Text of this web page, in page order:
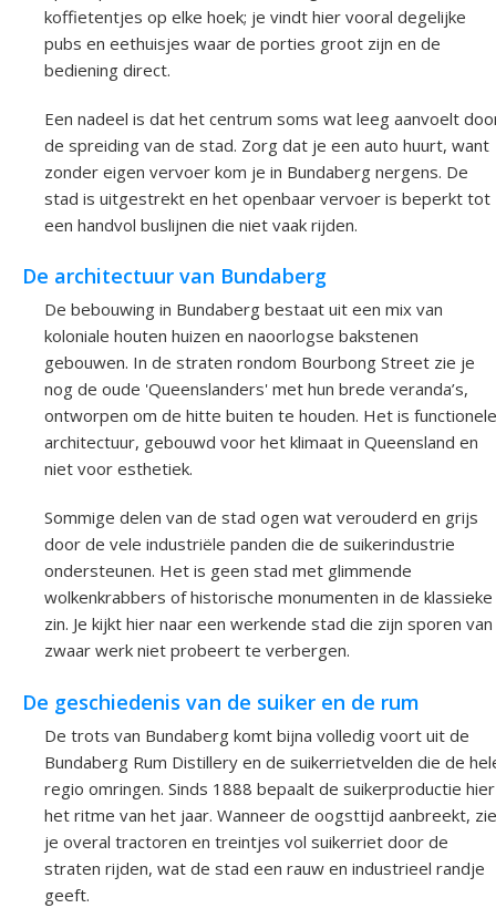
koffietentjes op elke hoek; je vindt hier vooral degelijke
pubs en eethuisjes waar de porties groot zijn en de
bediening direct.
Een nadeel is dat het centrum soms wat leeg aanvoelt
de spreiding van de stad. Zorg dat je een auto huurt, want
zonder eigen vervoer kom je in Bundaberg nergens. De
stad is uitgestrekt en het openbaar vervoer is beperkt tot
een handvol buslijnen die niet vaak rijden.
De architectuur van Bundaberg
De bebouwing in Bundaberg bestaat uit een mix van
koloniale houten huizen en naoorlogse bakstenen
gebouwen. In de straten rondom Bourbong Street zie je
nog de oude 'Queenslanders' met hun brede veranda’s,
ontworpen om de hitte buiten te houden. Het is functionele
architectuur, gebouwd voor het klimaat in Queensland en
niet voor esthetiek.
Sommige delen van de stad ogen wat verouderd en grijs
door de vele industriële panden die de suikerindustrie
ondersteunen. Het is geen stad met glimmende
wolkenkrabbers of historische monumenten in de klassieke
zin. Je kijkt hier naar een werkende stad die zijn sporen van
zwaar werk niet probeert te verbergen.
De geschiedenis van de suiker en de rum
De trots van Bundaberg komt bijna volledig voort uit de
Bundaberg Rum Distillery en de suikerrietvelden die de
regio omringen. Sinds 1888 bepaalt de suikerproductie hier
het ritme van het jaar. Wanneer de oogsttijd aanbreekt, zie
je overal tractoren en treintjes vol suikerriet door de
straten rijden, wat de stad een rauw en industrieel randje
geeft.